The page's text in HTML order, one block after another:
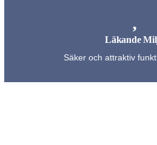
Läkande
Säker och attraktiv